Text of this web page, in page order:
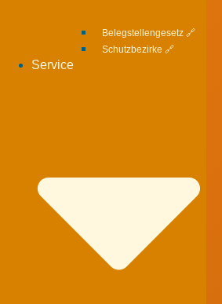
Belegstellengesetz 🔗
Schutzbezirke 🔗
Service